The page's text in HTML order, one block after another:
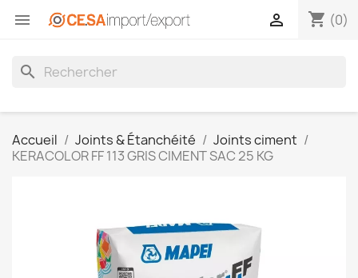
 shopping_cart (0)

search
Accueil Joints & Étanchéité
Joints ciment
KERACOLOR FF 113 GRIS CIMENT SAC 25 KG